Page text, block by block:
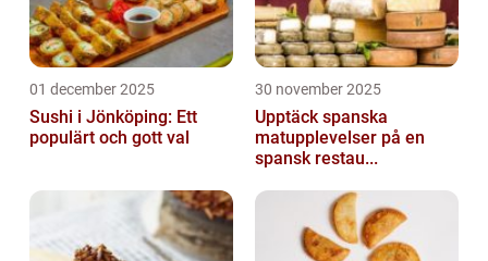
01 december 2025
Sushi i Jönköping: Ett
populärt och gott val
30 november 2025
Upptäck spanska
matupplevelser på en
spansk restau...